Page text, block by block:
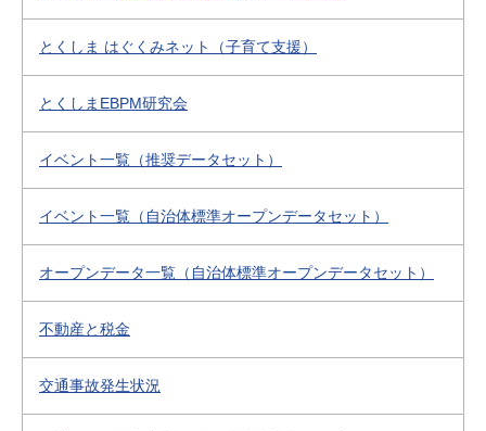
とくしま はぐくみネット（子育て支援）
とくしまEBPM研究会
イベント一覧（推奨データセット）
イベント一覧（自治体標準オープンデータセット）
オープンデータ一覧（自治体標準オープンデータセット）
不動産と税金
交通事故発生状況